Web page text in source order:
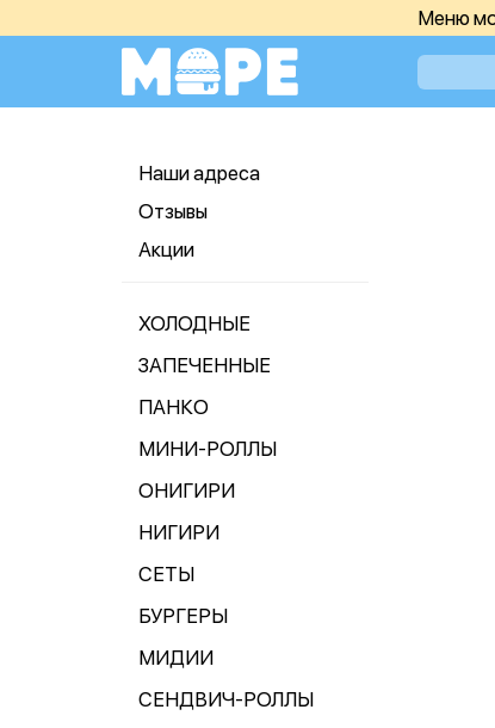
Меню
Наши адреса
Отзывы
Акции
ХОЛОДНЫЕ
ЗАПЕЧЕННЫЕ
ПАНКО
МИНИ-РОЛЛЫ
ОНИГИРИ
НИГИРИ
СЕТЫ
БУРГЕРЫ
МИДИИ
СЕНДВИЧ-РОЛЛЫ